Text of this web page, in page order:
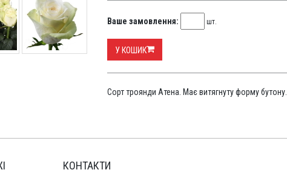
Ваше замовлення: шт.
У КОШИК
Сорт троянди Атена. Має витягнуту форму бутону.
КОНТАКТИ